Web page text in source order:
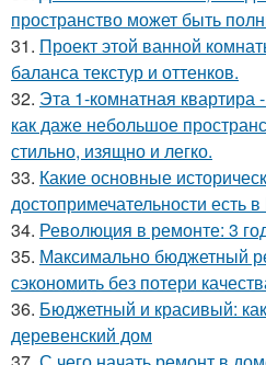
пространство может быть
31. Проект этой ванной
баланса текстур и оттенков.
32. Эта 1-комнатная квартира
как даже небольшое
стильно, изящно и легко.
33. Какие основные
достопримечательности есть
34. Революция в ремонте: 3
35. Максимально бюджетный
сэкономить без потери
36. Бюджетный и красивый:
деревенский дом